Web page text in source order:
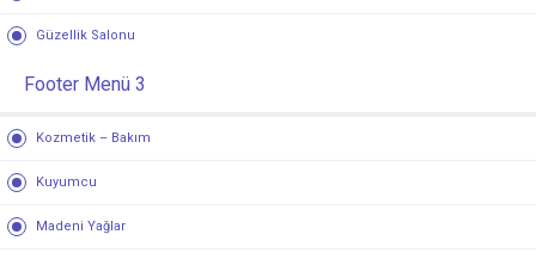
Güzellik Salonu
Footer Menü 3
Kozmetik – Bakım
Kuyumcu
Madeni Yağlar